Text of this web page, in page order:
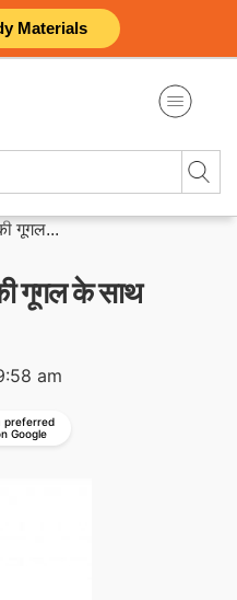
Materials
गूगल...
गूगल के साथ
am
preferred
Google